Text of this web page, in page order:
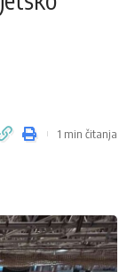
1 min čitanja